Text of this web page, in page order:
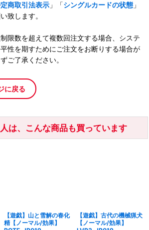
商取引法表示 」「シングルカードの状態 」
致します。
限数を超えて複数回注文する場合、システ
性を期すためにご注文をお断りする場合が
ご了承ください。
に戻る
は、こんな商品も買っています
【遊戯】山と雪解の春化
精【ノーマル/効果】
【遊戯】古代の機械猟犬
【ノーマル/効果】